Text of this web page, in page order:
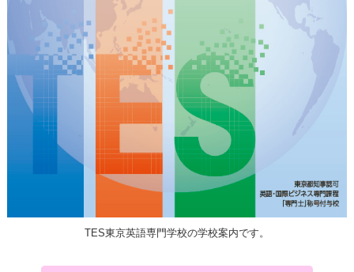
TES東京英語専門学校の学校案内です。